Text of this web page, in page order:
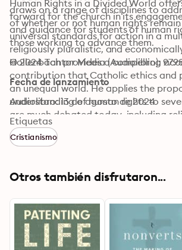
draws on a range of disciplines to
of whether or not human rights
universal standards for action in a
religiously pluralistic, and
Hollenbach provides a compelling
contribution that Catholic ethics and
an unequal world. He applies the
understanding of human rights to
are much debated today, including
the rights of refugees and other forced
economic rights in the face of
Human Rights in a Divided World
forward for the church in its
and guidance for students of human
those working to advance them.
© 2024 Tantor Media (Audiolibro):
Fecha de lanzamiento
Audiolibro: 13 de agosto de 2024
Etiquetas
Cristianismo
Otros también disfrutaron...